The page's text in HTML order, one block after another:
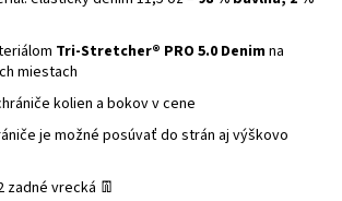
Tri-Stretcher® PRO 5.0 Denimna
miestach
kolien a bokov v cene
je možné posúvať do strán aj výškovo
zadné vrecká 👖